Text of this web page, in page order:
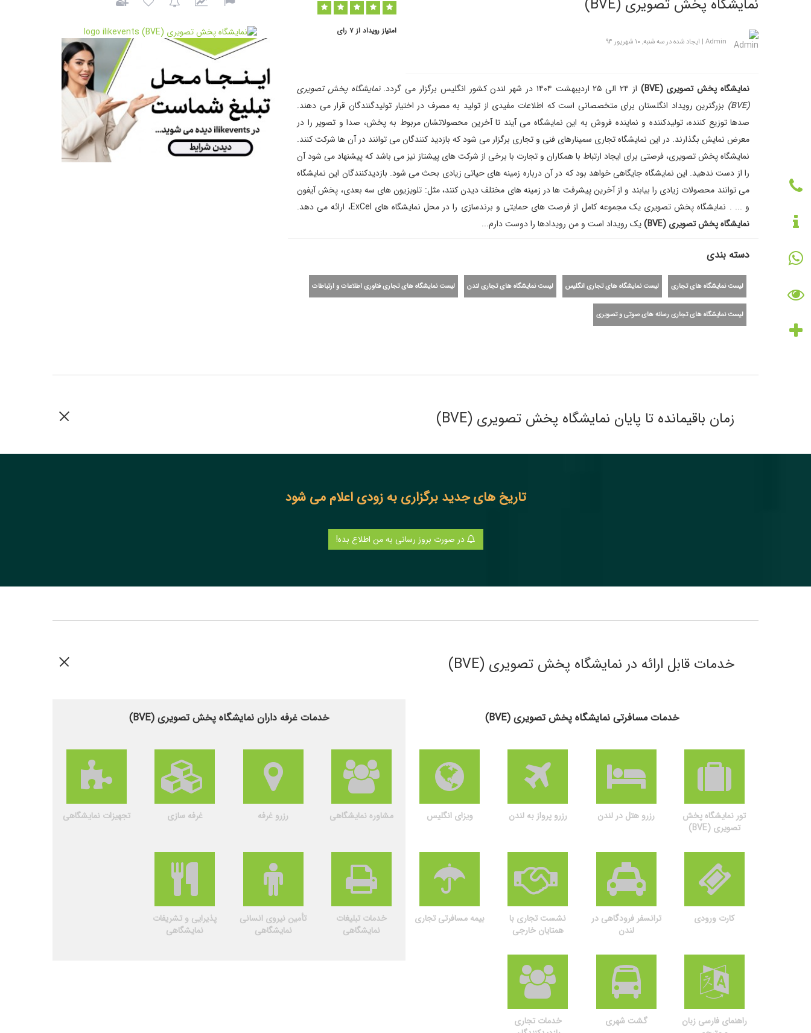
نمایشگاه پخش تصویری (BVE)
امتیاز رویداد از ٧ رای
Admin
| ایجاد شده در سه شنبه, ۱۰ شهریور ۹۴
نمایشگاه پخش تصویری (BVE) از ۲۴ الی ۲۵ اردیبهشت ۱۴۰۴ در شهر لندن کشور انگلیس برگزار می گردد.
نمایشگاه پخش تصویری
(BVE)
بزرگترین رویداد انگلستان برای متخصصانی است که اطلاعات مفیدی از تولید به مصرف در اختیار تولیدگنندگان قرار می دهند.
صدها توزیع کننده، تولیدکننده و نماینده فروش به این نمایشگاه می آیند تا آخرین محصولاتشان مربوط به پخش، صدا و تصویر را در
معرض نمایش بگذارند. در این نمایشگاه تجاری سمینارهای فنی و تجاری برگزار می شود که بازدید کنندگان می توانند در آن ها شرکت کنند.
نمایشگاه پخش تصویری، فرصتی برای ایجاد ارتباط با همکاران و تجارت با برخی از شرکت های پیشتاز نیز می باشد که پیشنهاد می شود آن
را از دست ندهید. این نمایشگاه جایگاهی خواهد بود که در آن درباره زمینه های حیاتی زیادی بحث می شود. بازدیدکنندگان این نمایشگاه
می توانند محصولات زیادی را بیابند و از آخرین پیشرفت ها در زمینه های مختلف دیدن کنند، مثل: تلویزیون های سه بعدی، پخش آیفون
و ... . نمایشگاه پخش تصویری یک مجموعه کامل از فرصت های حمایتی و برندسازی را در محل نمایشگاه های ExCel، ارائه می دهد.
نمایشگاه پخش تصویری (BVE)
یک رویداد است و من رویداد‌ها را دوست دارم...
دسته بندی
لیست نمایشگاه های تجاری لیست نمایشگاه های تجاری انگلیس لیست نمایشگاه های تجاری لندن لیست نمایشگاه های تجاری فناوری اطلاعات و ارتباطات
لیست نمایشگاه های تجاری رسانه های صوتی و تصویری
زمان باقیمانده تا پایان نمایشگاه پخش تصویری (BVE)
تاریخ های جدید برگزاری به زودی اعلام می شود
در صورت بروز رسانی به من اطلاع بده!
خدمات قابل ارائه در نمایشگاه پخش تصویری (BVE)
خدمات مسافرتی نمایشگاه پخش تصویری (BVE)
تور نمایشگاه پخش
تصویری (BVE)
رزرو هتل در لندن رزرو پرواز به لندن ویزای انگلیس
کارت ورودی
ترانسفر فرودگاهی در
لندن
نشست تجاری با
همتایان خارجی
بیمه مسافرتی تجاری
راهنمای فارسی زبان
گشت شهری
خدمات تجاری
خدمات غرفه داران نمایشگاه پخش تصویری (BVE)
مشاوره نمایشگاهی رزرو غرفه غرفه سازی تجهیزات نمایشگاهی
خدمات تبلیغات
نمایشگاهی
تأمین نیروی انسانی
نمایشگاهی
پذیرایی و تشریفات
نمایشگاهی